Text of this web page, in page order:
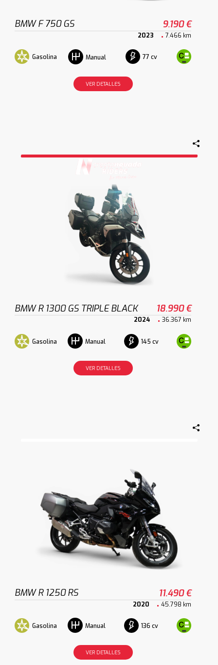
BMW F 750 GS 9.190 €
2023 7.466 km
Gasolina Manual 77 cv
VER DETALLES
BMW R 1300 GS TRIPLE BLACK 18.990 €
2024 36.367 km
Gasolina Manual 145 cv
VER DETALLES
BMW R 1250 RS 11.490 €
2020 45.798 km
Gasolina Manual 136 cv
VER DETALLES